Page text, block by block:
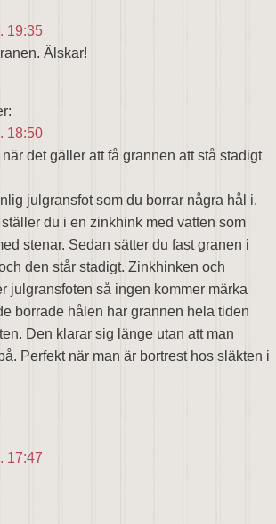
19:35
Älskar!
18:50
det gäller att få grannen att stå stadigt
julgransfot som du borrar några hål i.
du i en zinkhink med vatten som
stenar. Sedan sätter du fast granen i
den står stadigt. Zinkhinken och
julgransfoten så ingen kommer märka
borrade hålen har grannen hela tiden
Den klarar sig länge utan att man
Perfekt när man är bortrest hos släkten i
17:47